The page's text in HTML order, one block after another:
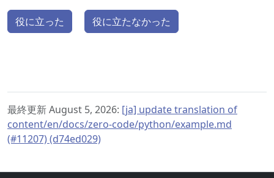
役に立った 役に立たなかった
最終更新 August 5, 2026: [ja] update translation of
content/en/docs/zero-code/python/example.md
(#11207) (d74ed029)